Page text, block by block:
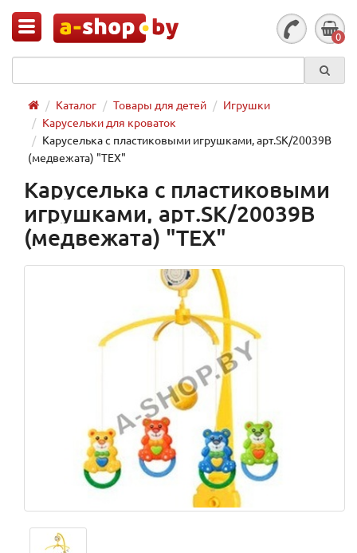
0
Каталог Товары для детей
Игрушки
Карусельки для кроваток
Каруселька с пластиковыми игрушками, арт.SK/20039В
(медвежата) "TEX"
Каруселька с пластиковыми
игрушками, арт.SK/20039В
(медвежата) "TEX"